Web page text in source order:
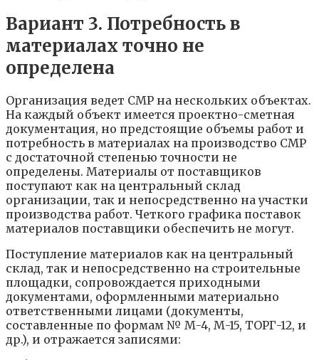
Вариант 3. Потребность в
материалах точно не
определена
Организация ведет СМР на нескольких объектах.
На каждый объект имеется проектно-сметная
документация, но предстоящие объемы работ и
потребность в материалах на производство СМР
с достаточной степенью точности не
определены. Материалы от поставщиков
поступают как на центральный склад
организации, так и непосредственно на участки
производства работ. Четкого графика поставок
материалов поставщики обеспечить не могут.
Поступление материалов как на центральный
склад, так и непосредственно на строительные
площадки, сопровождается приходными
документами, оформленными материально
ответственными лицами (документы,
составленные по формам № М-4, М-15, ТОРГ-12, и
др.), и отражается записями: